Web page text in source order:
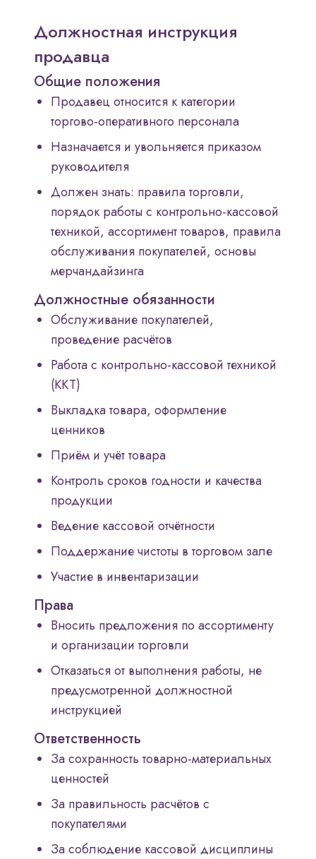
Должностная инструкция
продавца
Общие положения
Продавец относится к категории
торгово-оперативного персонала
Назначается и увольняется приказом
руководителя
Должен знать: правила торговли,
порядок работы с контрольно-кассовой
техникой, ассортимент товаров, правила
обслуживания покупателей, основы
мерчандайзинга
Должностные обязанности
Обслуживание покупателей,
проведение расчётов
Работа с контрольно-кассовой техникой
(ККТ)
Выкладка товара, оформление
ценников
Приём и учёт товара
Контроль сроков годности и качества
продукции
Ведение кассовой отчётности
Поддержание чистоты в торговом зале
Участие в инвентаризации
Права
Вносить предложения по ассортименту
и организации торговли
Отказаться от выполнения работы, не
предусмотренной должностной
инструкцией
Ответственность
За сохранность товарно-материальных
ценностей
За правильность расчётов с
покупателями
За соблюдение кассовой дисциплины